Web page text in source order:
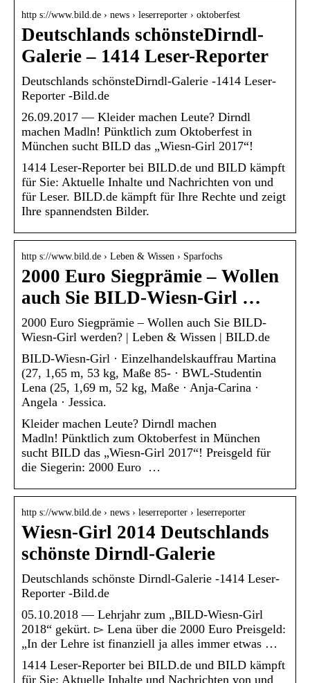
http s://www.bild.de › news › leserreporter › oktoberfest
Deutschlands schönsteDirndl-
Galerie – 1414 Leser-Reporter
Deutschlands schönsteDirndl-Galerie -1414 Leser-
Reporter -Bild.de
26.09.2017 — Kleider machen Leute? Dirndl
machen Madln! Pünktlich zum Oktoberfest in
München sucht BILD das „Wiesn-Girl 2017“!
1414 Leser-Reporter bei BILD.de und BILD kämpft
für Sie: Aktuelle Inhalte und Nachrichten von und
für Leser. BILD.de kämpft für Ihre Rechte und zeigt
Ihre spannendsten Bilder.
http s://www.bild.de › Leben & Wissen › Sparfochs
2000 Euro Siegprämie – Wollen
auch Sie BILD-Wiesn-Girl …
2000 Euro Siegprämie – Wollen auch Sie BILD-
Wiesn-Girl werden? | Leben & Wissen | BILD.de
BILD-Wiesn-Girl · Einzelhandelskauffrau Martina
(27, 1,65 m, 53 kg, Maße 85- · BWL-Studentin
Lena (25, 1,69 m, 52 kg, Maße · Anja-Carina ·
Angela · Jessica.
Kleider machen Leute? Dirndl machen
Madln! Pünktlich zum Oktoberfest in München
sucht BILD das „Wiesn-Girl 2017“! Preisgeld für
die Siegerin: 2000 Euro …
http s://www.bild.de › news › leserreporter › leserreporter
Wiesn-Girl 2014 Deutschlands
schönste Dirndl-Galerie
Deutschlands schönste Dirndl-Galerie -1414 Leser-
Reporter -Bild.de
05.10.2018 — Lehrjahr zum „BILD-Wiesn-Girl
2018“ gekürt. ▻ Lena über die 2000 Euro Preisgeld:
„In der Lehre ist finanziell ja alles immer etwas …
1414 Leser-Reporter bei BILD.de und BILD kämpft
für Sie: Aktuelle Inhalte und Nachrichten von und